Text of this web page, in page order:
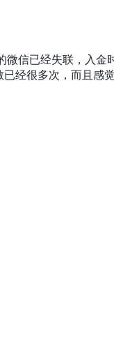
信已经失联，入金
经很多次，而且感